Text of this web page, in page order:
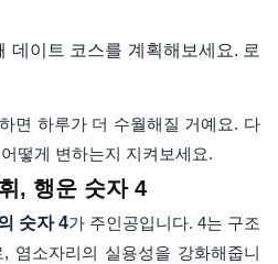
데이트 코스를 계획해보세요. 로
면 하루가 더 수월해질 거예요. 다
떻게 변하는지 지켜보세요.
, 행운 숫자 4
숫자 4가 주인공입니다. 4는 구조
염소자리의 실용성을 강화해줍니